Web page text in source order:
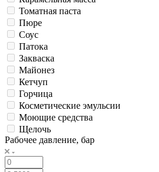
Томатная паста
Пюре
Соус
Патока
Закваска
Майонез
Кетчуп
Горчица
Косметические эмульсии
Моющие средства
Щелочь
Рабочее давление, бар